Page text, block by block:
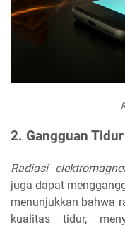
2. Gangguan Tidur
Radiasi
juga dapat
menunjukkan bahwa
kualitas tidur,